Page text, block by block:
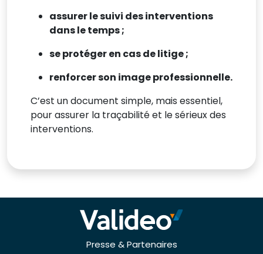
assurer le suivi des interventions
dans le temps ;
se protéger en cas de litige ;
renforcer son image professionnelle.
C’est un document simple, mais essentiel,
pour assurer la traçabilité et le sérieux des
interventions.
Presse & Partenaires